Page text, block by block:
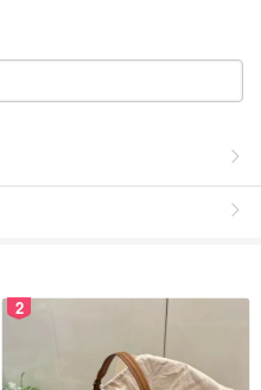
2